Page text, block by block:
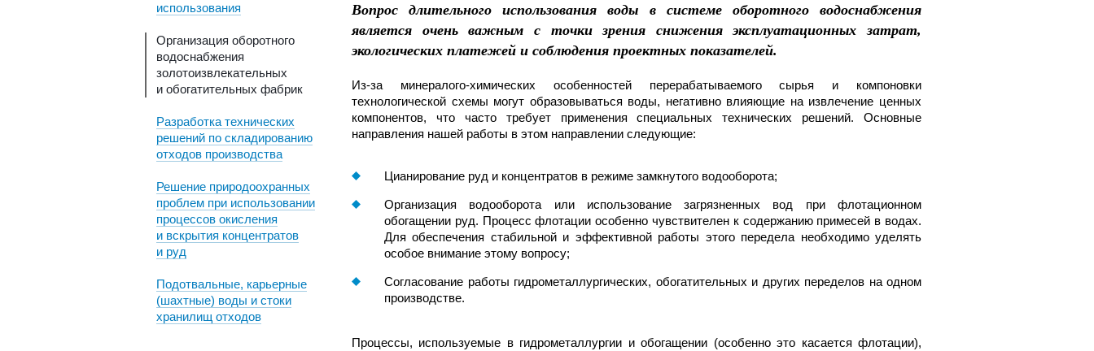
использования
Организация оборотного
водоснабжения
золотоизвлекательных
и обогатительных фабрик
Разработка технических
решений по складированию
отходов производства
Решение природоохранных
проблем при использовании
процессов окисления
и вскрытия концентратов
и руд
Подотвальные, карьерные
(шахтные) воды и стоки
хранилищ отходов
Вопрос длительного использования воды в системе оборотного водоснабжения
является очень важным с точки зрения снижения эксплуатационных затрат,
экологических платежей и соблюдения проектных показателей.
Из-за минералого-химических особенностей перерабатываемого сырья и компоновки
технологической схемы могут образовываться воды, негативно влияющие на извлечение ценных
компонентов, что часто требует применения специальных технических решений. Основные
направления нашей работы в этом направлении следующие:
Цианирование руд и концентратов в режиме замкнутого водооборота;
Организация водооборота или использование загрязненных вод при флотационном
обогащении руд. Процесс флотации особенно чувствителен к содержанию примесей в водах.
Для обеспечения стабильной и эффективной работы этого передела необходимо уделять
особое внимание этому вопросу;
Согласование работы гидрометаллургических, обогатительных и других переделов на одном
производстве.
Процессы, используемые в гидрометаллургии и обогащении (особенно это касается флотации),
Имя*
E-mail
Наименование предприятия
Комментарий
Отправить